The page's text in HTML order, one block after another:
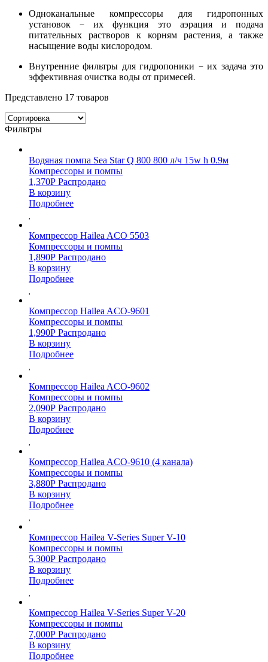
Одноканальные компрессоры для гидропонных
установок – их функция это аэрация и подача
питательных растворов к корням растения, а также
насыщение воды кислородом.
Внутренние фильтры для гидропоники – их задача это
эффективная очистка воды от примесей.
Представлено 17 товаров
Фильтры
Водяная помпа Sea Star Q 800 800 л/ч 15w h 0.9м
Компрессоры и помпы
1,370Р Распродано
В корзину
Подробнее
Компрессор Hailea ACO 5503
Компрессоры и помпы
1,890Р Распродано
В корзину
Подробнее
Компрессор Hailea ACO-9601
Компрессоры и помпы
1,990Р Распродано
В корзину
Подробнее
Компрессор Hailea ACO-9602
Компрессоры и помпы
2,090Р Распродано
В корзину
Подробнее
Компрессор Hailea ACO-9610 (4 канала)
Компрессоры и помпы
3,880Р Распродано
В корзину
Подробнее
Компрессор Hailea V-Series Super V-10
Компрессоры и помпы
5,300Р Распродано
В корзину
Подробнее
Компрессор Hailea V-Series Super V-20
Компрессоры и помпы
7,000Р Распродано
В корзину
Подробнее